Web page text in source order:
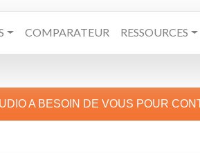
COMPARATEUR RESSOURCES
A BESOIN DE VOUS POUR